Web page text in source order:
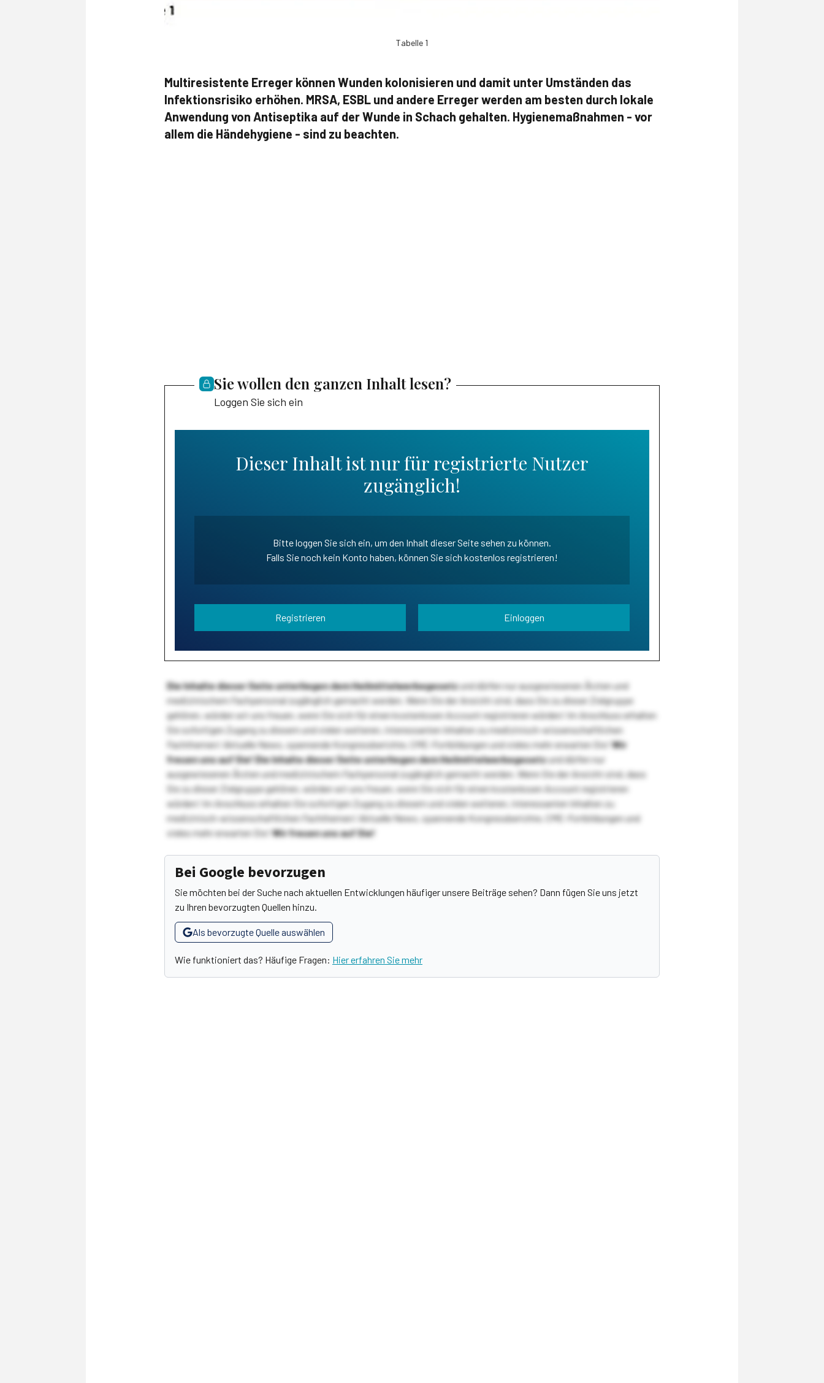
Tabelle 1
Multiresistente Erreger können Wunden kolonisieren und damit unter Umständen das
Infektionsrisiko erhöhen. MRSA, ESBL und andere Erreger werden am besten durch lokale
Anwendung von Antiseptika auf der Wunde in Schach gehalten. Hygienemaßnahmen - vor
allem die Händehygiene - sind zu beachten.
Sie wollen den ganzen Inhalt lesen?
Loggen Sie sich ein
Dieser Inhalt ist nur für registrierte Nutzer
zugänglich!
Bitte loggen Sie sich ein, um den Inhalt dieser Seite sehen zu können.
Falls Sie noch kein Konto haben, können Sie sich kostenlos registrieren!
Registrieren Einloggen
Die Inhalte dieser Seite unterliegen dem Heilmittelwerbegesetzund dürfen nur ausgewiesenen Ärzten und
medizinischem Fachpersonal zugänglich gemacht werden. Wenn Sie der Ansicht sind, dass Sie zu dieser Zielgruppe
gehören, würden wir uns freuen, wenn Sie sich für einen kostenlosen Account registrieren würden! Im Anschluss erhalten
Sie sofortigen Zugang zu diesem und vielen weiteren, interessanten Inhalten zu medizinisch-wissenschaftlichen
Fachthemen! Aktuelle News, spannende Kongressberichte, CME-Fortbildungen und vieles mehr erwarten Sie!Wir
freuen uns auf Sie!Die Inhalte dieser Seite unterliegen dem Heilmittelwerbegesetzund dürfen nur
ausgewiesenen Ärzten und medizinischem Fachpersonal zugänglich gemacht werden. Wenn Sie der Ansicht sind, dass
Sie zu dieser Zielgruppe gehören, würden wir uns freuen, wenn Sie sich für einen kostenlosen Account registrieren
würden! Im Anschluss erhalten Sie sofortigen Zugang zu diesem und vielen weiteren, interessanten Inhalten zu
medizinisch-wissenschaftlichen Fachthemen! Aktuelle News, spannende Kongressberichte, CME-Fortbildungen und
vieles mehr erwarten Sie!Wir freuen uns auf Sie!
Bei Google bevorzugen
Sie möchten bei der Suche nach aktuellen Entwicklungen häufiger unsere Beiträge sehen? Dann fügen Sie uns jetzt
zu Ihren bevorzugten Quellen hinzu.
Als bevorzugte Quelle auswählen
Wie funktioniert das? Häufige Fragen: Hier erfahren Sie mehr